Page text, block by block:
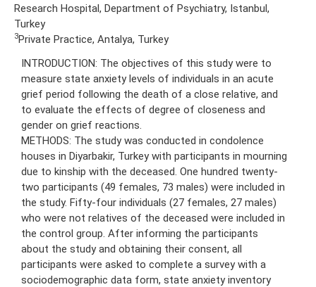
Research Hospital, Department of Psychiatry, Istanbul,
Turkey
3Private Practice, Antalya, Turkey
INTRODUCTION: The objectives of this study were to
measure state anxiety levels of individuals in an acute
grief period following the death of a close relative, and
to evaluate the effects of degree of closeness and
gender on grief reactions.
METHODS: The study was conducted in condolence
houses in Diyarbakir, Turkey with participants in mourning
due to kinship with the deceased. One hundred twenty-
two participants (49 females, 73 males) were included in
the study. Fifty-four individuals (27 females, 27 males)
who were not relatives of the deceased were included in
the control group. After informing the participants
about the study and obtaining their consent, all
participants were asked to complete a survey with a
sociodemographic data form, state anxiety inventory